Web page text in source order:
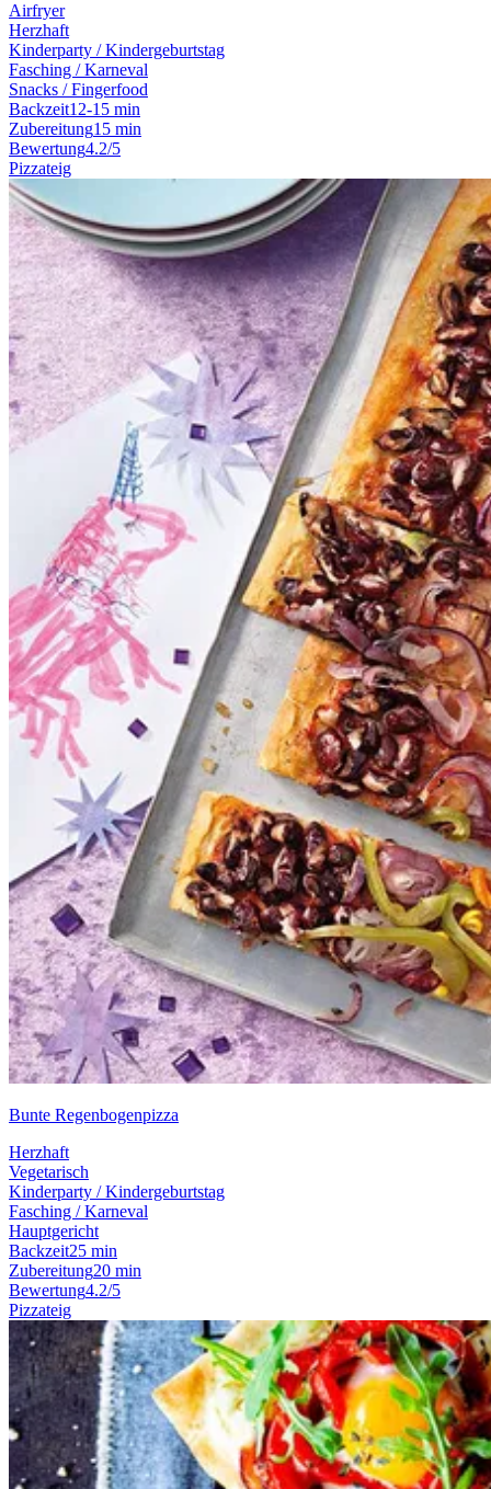
Airfryer
Herzhaft
Kinderparty / Kindergeburtstag
Fasching / Karneval
Snacks / Fingerfood
Backzeit12-15 min
Zubereitung15 min
Bewertung4.2/5
Pizzateig
Bunte Regenbogenpizza
Herzhaft
Vegetarisch
Kinderparty / Kindergeburtstag
Fasching / Karneval
Hauptgericht
Backzeit25 min
Zubereitung20 min
Bewertung4.2/5
Pizzateig